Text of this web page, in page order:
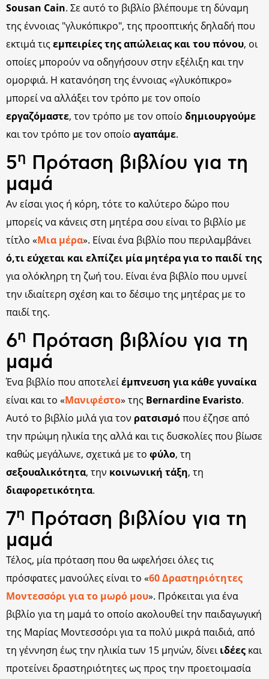
Sousan Cain. Σε αυτό το βιβλίο βλέπουμε τη δύναμη
της έννοιας "γλυκόπικρο", της προοπτικής δηλαδή που
εκτιμά τιςεμπειρίες της απώλειας και του πόνου, οι
οποίες μπορούν να οδηγήσουν στην εξέλιξη και την
ομορφιά. Η κατανόηση της έννοιας «γλυκόπικρο»
μπορεί να αλλάξει τον τρόπο με τον οποίο
εργαζόμαστε, τον τρόπο με τον οποίο δημιουργούμε
και τον τρόπο με τον οποίο αγαπάμε.
5η
Πρόταση βιβλίου για τη
μαμά
Αν είσαι γιος ή κόρη, τότε το καλύτερο δώρο που
μπορείς να κάνεις στη μητέρα σου είναι το βιβλίο με
τίτλο «Μια μέρα». Είναι ένα βιβλίο που περιλαμβάνει
ό,τι εύχεται και ελπίζει μία μητέρα για το παιδί της
για ολόκληρη τη ζωή του. Είναι ένα βιβλίο που υμνεί
την ιδιαίτερη σχέση και το δέσιμο της μητέρας με το
παιδί της.
6η
Πρόταση βιβλίου για τη
μαμά
Ένα βιβλίο που αποτελείέμπνευση για κάθε γυναίκα
είναι και το «Μανιφέστο» της Bernardine Evaristo.
Αυτό το βιβλίο μιλά για τον ρατσισμόπου έζησε από
την πρώιμη ηλικία της αλλά και τις δυσκολίες που βίωσε
καθώς μεγάλωνε, σχετικά με το φύλο, τη
σεξουαλικότητα, την κοινωνική τάξη, τη
διαφορετικότητα.
7η
Πρόταση βιβλίου για τη
μαμά
Τέλος, μία πρόταση που θα ωφελήσει όλες τις
πρόσφατες μανούλες είναι το «60 Δραστηριότητες
Μοντεσσόρι για το μωρό μου». Πρόκειται για ένα
βιβλίο για τη μαμά το οποίο ακολουθεί την παιδαγωγική
της Μαρίας Μοντεσσόρι για τα πολύ μικρά παιδιά, από
τη γέννηση έως την ηλικία των 15 μηνών, δίνειιδέες και
προτείνει δραστηριότητες ως προς την προετοιμασία